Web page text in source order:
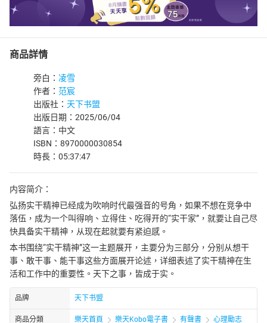
商品詳情
旁白： 凌雪
作者： 范宸
出版社： 天下书盟
出版日期：2025/06/04
語言：中文
ISBN：8970000030854
時長：05:37:47
内容简介：
弘扬实干精神已经成为吹响时代最强音的号角，如果不想在竞争中
落伍，成为一个叫得响、立得住、吃得开的“实干家”，就要让自己尽
快具备实干精神，从现在起就要有紧迫感。
本书围绕“实干精神”这一主题展开，主要分为三部分，分别从想干
事、敢干事、能干事这些方面展开论述，详细表述了实干精神在生
活和工作中的重要性。天下之事，皆成于实。
品牌 天下书盟
商品分類 樂天首頁 樂天Kobo電子書 有聲書 心理勵志